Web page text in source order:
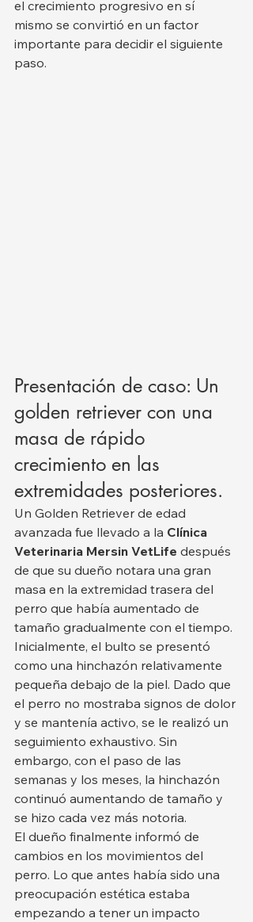
el crecimiento progresivo en sí
mismo se convirtió en un factor
importante para decidir el siguiente
paso.
Presentación de caso: Un
golden retriever con una
masa de rápido
crecimiento en las
extremidades posteriores.
Un Golden Retriever de edad
avanzada fue llevado a la Clínica
Veterinaria Mersin VetLife después
de que su dueño notara una gran
masa en la extremidad trasera del
perro que había aumentado de
tamaño gradualmente con el tiempo.
Inicialmente, el bulto se presentó
como una hinchazón relativamente
pequeña debajo de la piel. Dado que
el perro no mostraba signos de dolor
y se mantenía activo, se le realizó un
seguimiento exhaustivo. Sin
embargo, con el paso de las
semanas y los meses, la hinchazón
continuó aumentando de tamaño y
se hizo cada vez más notoria.
El dueño finalmente informó de
cambios en los movimientos del
perro. Lo que antes había sido una
preocupación estética estaba
empezando a tener un impacto